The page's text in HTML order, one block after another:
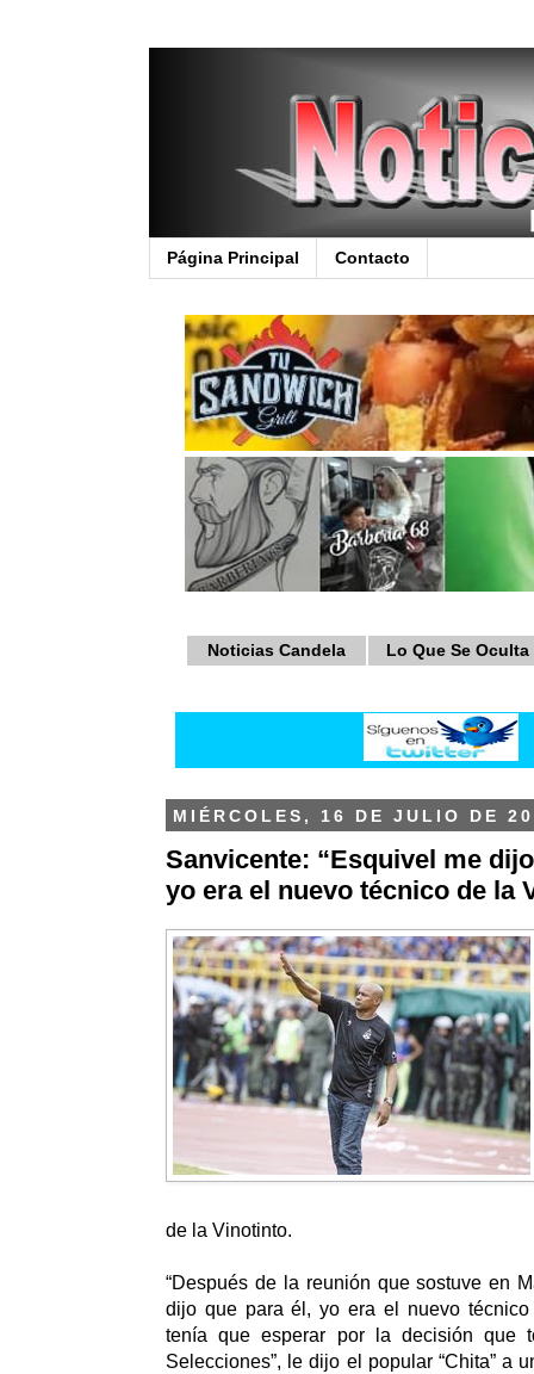
Página Principal Contacto
Noticias Candela Lo Que Se Oculta
MIÉRCOLES, 16 DE JULIO DE
Sanvicente: “Esquivel me
yo era el nuevo técnico de la
de la Vinotinto.
“Después de la reunión que sostuve en
dijo que para él, yo era el nuevo
tenía que esperar por la decisión que
Selecciones”, le dijo el popular “Chita” a